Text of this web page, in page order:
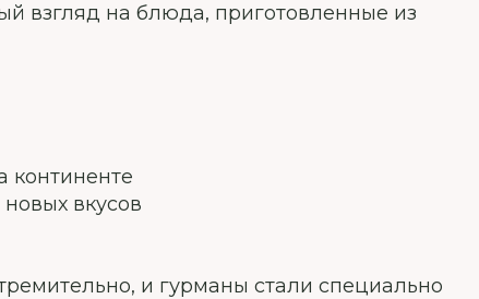
взгляд на блюда, приготовленные из
вкусов
и гурманы стали специально